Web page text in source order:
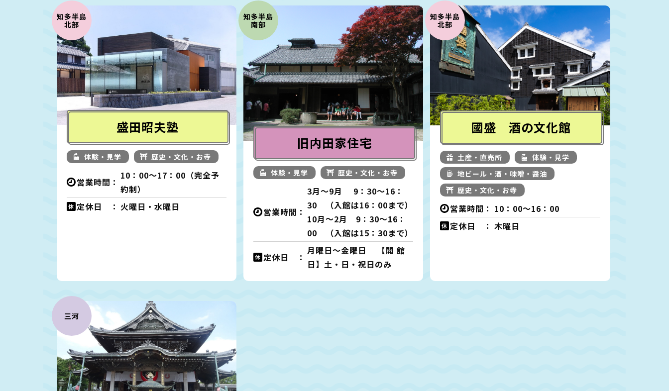
知多半島
北部
盛田昭夫塾
体験・見学 歴史・文化・お寺
営業時間：
10：00～17：00（完全予
約制）
定休日 ： 火曜日・水曜日
三河
知多半島
南部
旧内田家住宅
体験・見学 歴史・文化・お寺
営業時間：
3月～9月 9：30～16：
30 （入館は16：00まで）
10月～2月 9：30～16：
00 （入館は15：30まで）
定休日 ：
月曜日～金曜日 【開 館
日】土・日・祝日のみ
知多半島
北部
國盛 酒の文化館
土産・直売所
体験・見学
地ビール・酒・味噌・醤油
歴史・文化・お寺
営業時間： 10：00～16：00
定休日 ： 木曜日